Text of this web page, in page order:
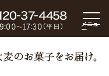
メニュ
ー